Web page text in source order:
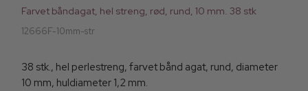
Farvet båndagat, hel streng, rød, rund, 10 mm. 38 stk
12666F-10mm-str
38 stk., hel perlestreng, farvet bånd agat, rund, diameter
10 mm, huldiameter 1,2 mm.